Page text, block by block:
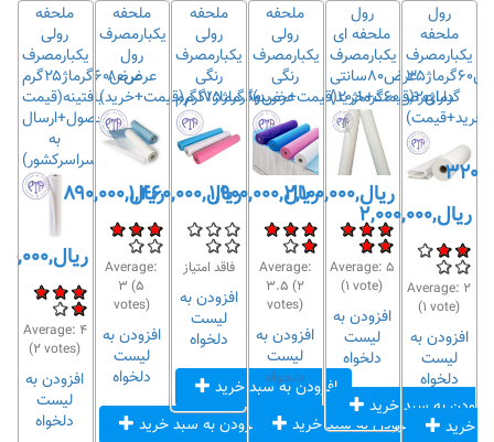
ملحفه
رولی
یکبارمصرف
عرض۶۰گرماژ۲۵گرم
بافتینه(قیمت
محصول+ارسال
به
سراسرکشور)
ریال,۱,۵۸۰,۰۰۰
Average: ۴
(۲votes)
افزودن به
لیست
دلخواه
ملحفه
یکبارمصرف
رول
عرض۸۰
وگرماژ۱۵گرم(قیمت+خرید)
ریال,۸۹۰,۰۰۰
Average:
۳ (۵
votes)
افزودن به
لیست
دلخواه
افزودن به سبد خرید
ملحفه
رولی
یکبارمصرف
رنگی
عرض۸۰گرماژ۱۷گرم
ریال,۱,۴۶۰,۰۰۰
فاقد امتیاز
افزودن به
لیست
دلخواه
افزودن به سبد خرید
ملحفه
رولی
یکبارمصرف
رنگی
عرض۶۰گرماژ۲۰(قیمت+خرید)
ریال,۱,۹۰۰,۰۰۰
Average:
۳.۵ (۲
votes)
افزودن به
لیست
دلخواه
افزودن به سبد خرید
رول
ملحفه ای
یکبارمصرف
عرض۸۰سانتی
گرماژ۲۰(قیمت+خرید)
ریال,۲,۱۰۰,۰۰۰
Average: ۵
(۱ vote)
افزودن به
لیست
دلخواه
افزودن به سبد خرید
رول
ملحفه
یکبارمصرف
عرض۶۰گرماژ۳۵
دارای
ریال,۲,۰۰۰,۰۰۰
Average: ۲
(۱ vote)
افزودن به
لیست
دلخواه
خرید